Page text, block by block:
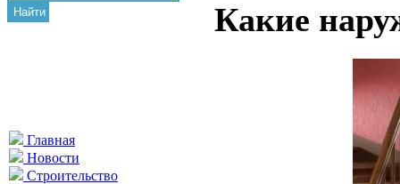
Найти
Главная
Новости
Строительство
Какие